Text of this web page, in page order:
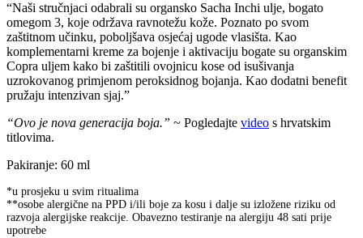
“Naši stručnjaci odabrali su organsko Sacha Inchi ulje, bogato
omegom 3, koje održava ravnotežu kože. Poznato po svom
zaštitnom učinku, poboljšava osjećaj ugode vlasišta. Kao
komplementarni kreme za bojenje i aktivaciju bogate su organskim
Copra uljem kako bi zaštitili ovojnicu kose od isušivanja
uzrokovanog primjenom peroksidnog bojanja. Kao dodatni benefit
pružaju intenzivan sjaj.”
“Ovo je nova generacija boja.” ~ Pogledajte video s hrvatskim
titlovima.
Pakiranje: 60 ml
*u prosjeku u svim ritualima
**osobe alergične na PPD i/ili boje za kosu i dalje su izložene riziku od
razvoja alergijske reakcije. Obavezno testiranje na alergiju 48 sati prije
upotrebe